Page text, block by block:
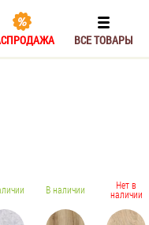
ВСЕ ТОВАРЫ
В наличии Нет в
наличии